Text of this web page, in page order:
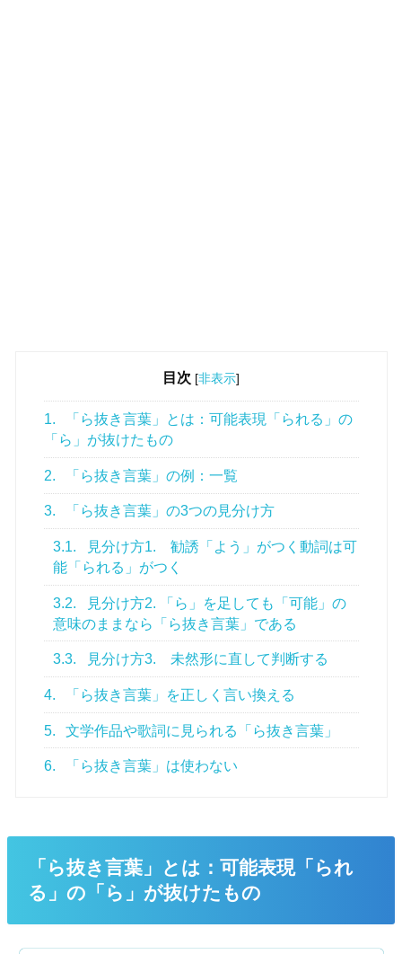
目次 [非表示]
1.
「ら抜き言葉」とは：可能表現「られる」の
「ら」が抜けたもの
2. 「ら抜き言葉」の例：一覧
3. 「ら抜き言葉」の3つの見分け方
3.1.
見分け方1. 勧誘「よう」がつく動詞は可
能「られる」がつく
3.2.
見分け方2. 「ら」を足しても「可能」の
意味のままなら「ら抜き言葉」である
3.3. 見分け方3. 未然形に直して判断する
4. 「ら抜き言葉」を正しく言い換える
5. 文学作品や歌詞に見られる「ら抜き言葉」
6. 「ら抜き言葉」は使わない
「ら抜き言葉」とは：可能表現「られ
る」の「ら」が抜けたもの